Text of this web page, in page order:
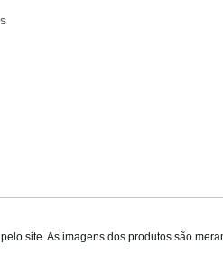
site. As imagens dos produtos são